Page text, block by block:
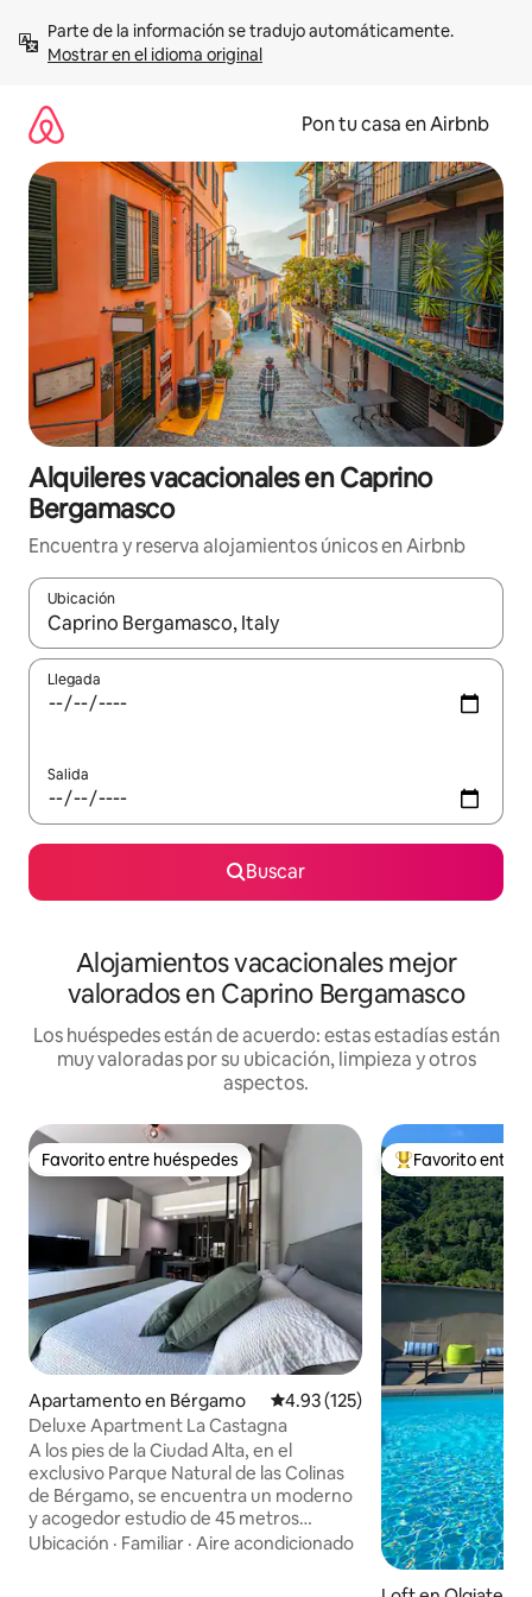
contenidoMostrar en el idioma original
Pon tu casa en Airbnb
Alquileres vacacionales en Caprino
Bergamasco
Encuentra y reserva alojamientos únicos en Airbnb
Ubicación
Cuando los resultados estén disponibles, navega con las
Llegada
Salida
Buscar
Alojamientos vacacionales mejor
valorados en Caprino Bergamasco
Los huéspedes están de acuerdo: estas estadías están
muy valoradas por su ubicación, limpieza y otros
aspectos.
Favorito entre huéspedes
Favorito entre huéspedes
Apartamento en Bérgamo Calificación promedio: 4.93 de
4.93 (125)
Deluxe Apartment La Castagna
A los pies de la Ciudad Alta, en el
exclusivo Parque Natural de las Colinas
de Bérgamo, se encuentra un moderno
y acogedor estudio de 45 metros
cuadrados con una gran zona exterior
Ubicación · Familiar · Aire acondicionado
Favorito entre
Favorito entre